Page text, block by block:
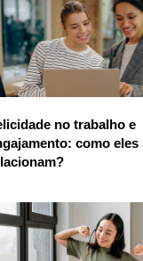
no trabalho e
como eles